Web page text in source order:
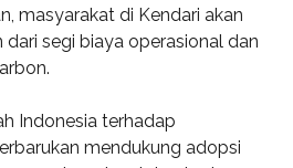
masyarakat di Kendari akan
segi biaya operasional dan
Indonesia terhadap
mendukung adopsi